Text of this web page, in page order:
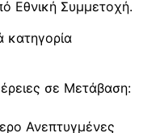
Εθνική Συμμετοχή.
κατηγορία
σε Μετάβαση:
Ανεπτυγμένες